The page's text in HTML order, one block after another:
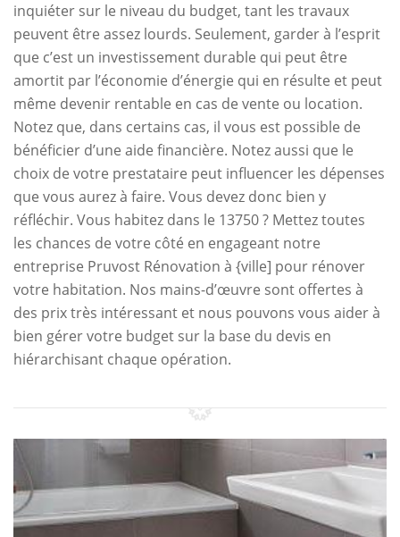
inquiéter sur le niveau du budget, tant les travaux
peuvent être assez lourds. Seulement, garder à l’esprit
que c’est un investissement durable qui peut être
amortit par l’économie d’énergie qui en résulte et peut
même devenir rentable en cas de vente ou location.
Notez que, dans certains cas, il vous est possible de
bénéficier d’une aide financière. Notez aussi que le
choix de votre prestataire peut influencer les dépenses
que vous aurez à faire. Vous devez donc bien y
réfléchir. Vous habitez dans le 13750 ? Mettez toutes
les chances de votre côté en engageant notre
entreprise Pruvost Rénovation à {ville] pour rénover
votre habitation. Nos mains-d’œuvre sont offertes à
des prix très intéressant et nous pouvons vous aider à
bien gérer votre budget sur la base du devis en
hiérarchisant chaque opération.